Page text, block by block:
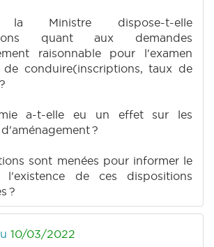
la Ministre dispose-t-elle
quant aux demandes
raisonnable pour l'examen
conduire(inscriptions, taux de
a-t-elle eu un effet sur les
?
sont menées pour informer le
de ces dispositions
?
10/03/2022